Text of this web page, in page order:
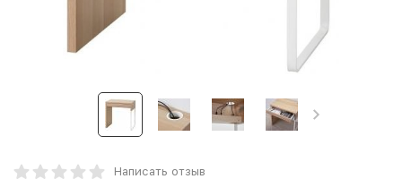
Написать отзыв